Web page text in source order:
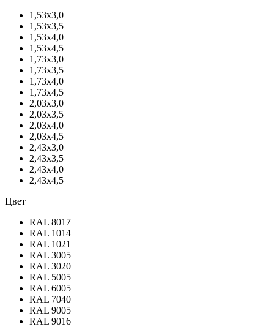
1,53х3,0
1,53х3,5
1,53х4,0
1,53х4,5
1,73х3,0
1,73х3,5
1,73х4,0
1,73х4,5
2,03х3,0
2,03х3,5
2,03х4,0
2,03х4,5
2,43х3,0
2,43х3,5
2,43х4,0
2,43х4,5
Цвет
RAL 8017
RAL 1014
RAL 1021
RAL 3005
RAL 3020
RAL 5005
RAL 6005
RAL 7040
RAL 9005
RAL 9016